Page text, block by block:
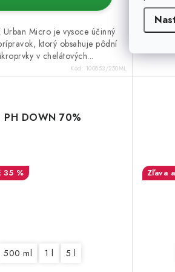
Urban Micro je vysoce účinný
ktorý obsahuje pôdní
v chelátových...
Kód: 100853/250ML
PH DOWN 70%
35 %
500 ml 1 l 5 l